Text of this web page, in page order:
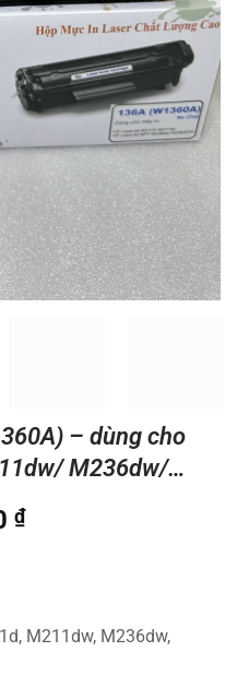
– dùng cho
M236dw/
₫Khoảng
đến
250,000 ₫
M211dw, M236dw,